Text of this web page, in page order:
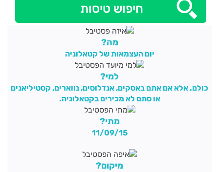
חיפוש טיסות
מה?
יום העצמאות של קטאלוניה
למי?
כולם. אלא אם אתם באסקים, אנדלוסים, נווארים, קסטיליאנים
או סתם לא מכירים בקטאלוניה.
מתי?
11/09/15
מיקום?